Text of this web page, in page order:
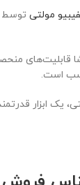
مولتی توسط
قابلیت‌های
است.
یک ابزار